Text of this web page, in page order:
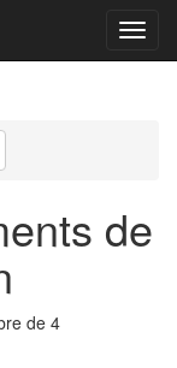
Menu
de
de 4